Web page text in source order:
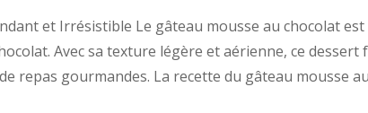
et Irrésistible Le gâteau mousse au chocolat est
Avec sa texture légère et aérienne, ce dessert
repas gourmandes. La recette du gâteau mousse